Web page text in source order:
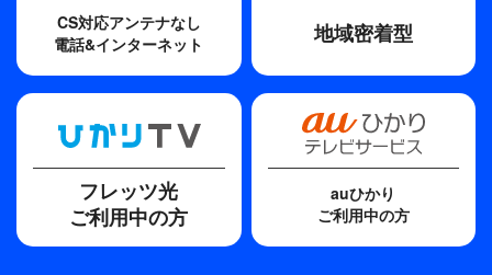
CS対応アンテナなし
電話&インターネット
地域密着型
フレッツ光
ご利用中の方
auひかり
ご利用中の方